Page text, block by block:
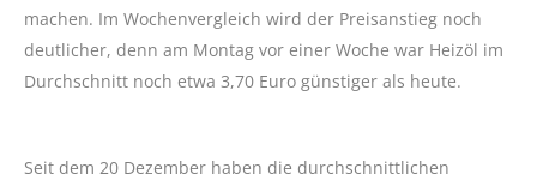
machen. Im Wochenvergleich wird der Preisanstieg noch
deutlicher, denn am Montag vor einer Woche war Heizöl im
Durchschnitt noch etwa 3,70 Euro günstiger als heute.
Seit dem 20 Dezember haben die durchschnittlichen